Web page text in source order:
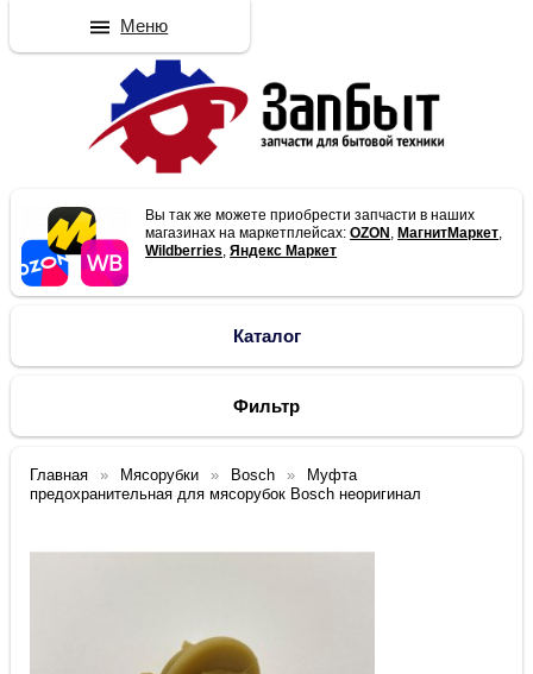
Вы так же можете приобрести запчасти в наших
магазинах на маркетплейсах:OZON , МагнитМаркет,
Wildberries,Яндекс Маркет
Каталог
Фильтр
Главная Мясорубки Bosch
Муфта
предохранительная для мясорубок Bosch неоригинал
Меню